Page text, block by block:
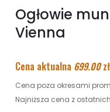
Ogłowie
Vienna
Cena aktualna 699.00zł
Cena poza okresami
Najniższa cena z